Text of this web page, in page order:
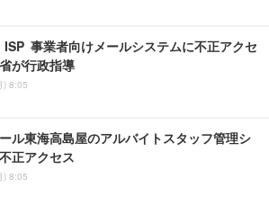
事業者向けメールシステムに不正アクセ
が行政指導
) 8:05
ル東海高島屋のアルバイトスタッフ管理シ
正アクセス
) 8:05